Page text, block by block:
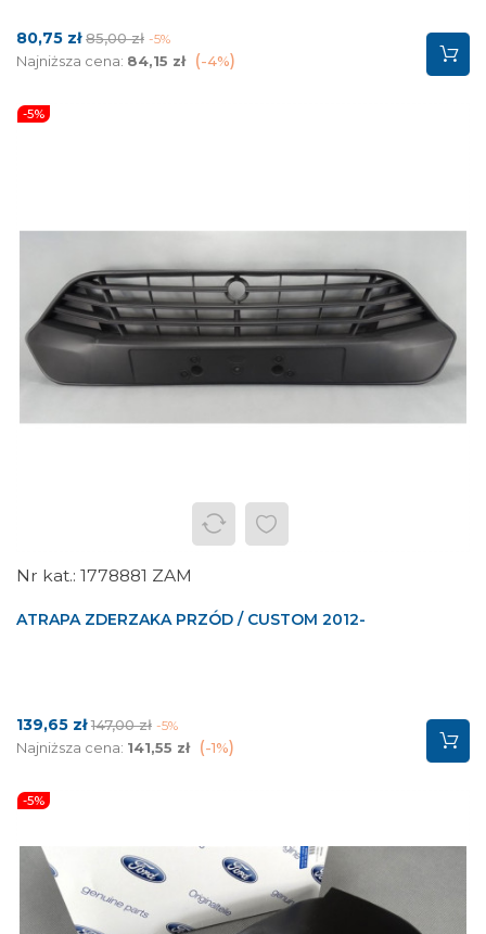
Cena
80,75 zł Cena
podstawowa
85,00 zł -5%
Najniższa cena: 84,15 zł -4%
-5%
1778881 ZAM
ATRAPA ZDERZAKA PRZÓD / CUSTOM 2012-
Cena
139,65 złCena
podstawowa
147,00 zł -5%
Najniższa cena: 141,55 zł -1%
-5%